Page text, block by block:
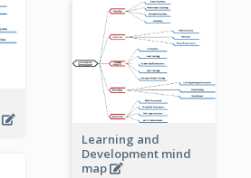
Learning and
Development mind
map